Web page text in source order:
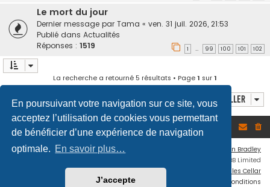
En poursuivant votre navigation sur ce site, vous
acceptez l’utilisation de cookies vous permettant
de bénéficier d’une expérience de navigation
optimale. En savoir plus…
J’accepte
Le mort du jour
Dernier message par Tama « ven. 31 juil. 2026, 21:53
Publié dans Actualités
Réponses : 1519 1 … 99 100 101 102
La recherche a retourné 5 résultats • Page1 sur1
Aller
Accueil du forum
Ian Bradley
® Forum Software © phpBB Limited
Traduction française officielle
Miles Cellar
Conditions